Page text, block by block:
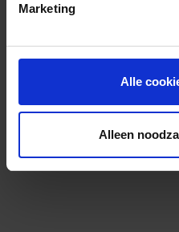
Marketing
Alle
Alleen